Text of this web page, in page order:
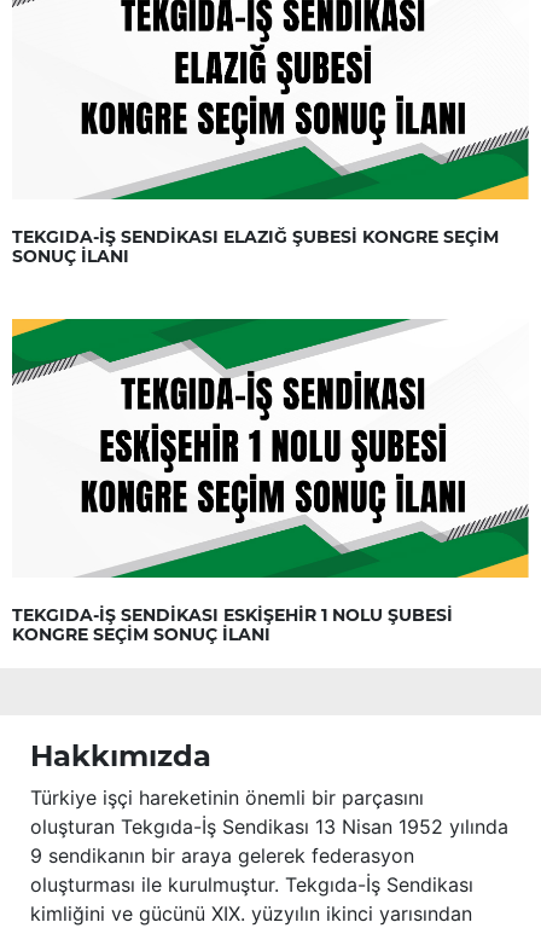
TEKGIDA-İŞ SENDİKASI ELAZIĞ ŞUBESİ KONGRE SEÇİM
SONUÇ İLANI
TEKGIDA-İŞ SENDİKASI ESKİŞEHİR 1 NOLU ŞUBESİ
KONGRE SEÇİM SONUÇ İLANI
Hakkımızda
Türkiye işçi hareketinin önemli bir parçasını
oluşturan Tekgıda-İş Sendikası 13 Nisan 1952 yılında
9 sendikanın bir araya gelerek federasyon
oluşturması ile kurulmuştur. Tekgıda-İş Sendikası
kimliğini ve gücünü XIX. yüzyılın ikinci yarısından